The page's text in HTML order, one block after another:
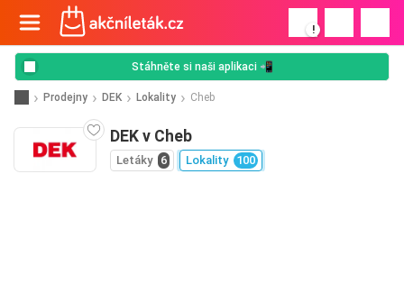
!
Stáhněte si naši aplikaci 📲
Prodejny DEK Lokality Cheb
DEK v Cheb
Letáky 6 Lokality 100